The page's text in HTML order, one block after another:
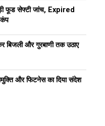
फूड सेफ्टी जांच, Expired
बिजली और गुरबाणी तक उठाए
और फिटनेस का दिया संदेश